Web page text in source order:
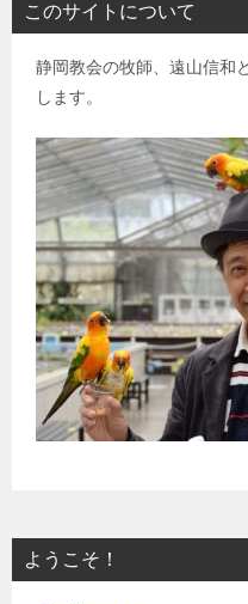
このサイトについて
静岡教会の牧師、遠山信和
します。
ようこそ！